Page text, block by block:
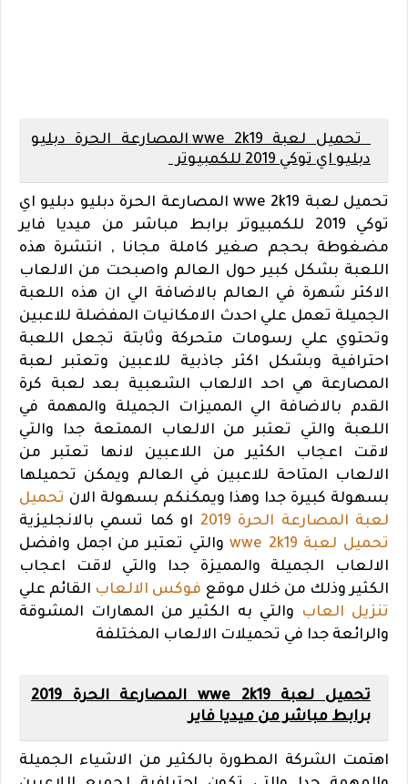
تحميل لعبة wwe 2k19 المصارعة الحرة دبليو
دبليو اي توكي 2019 للكمبيوتر
تحميل لعبة wwe 2k19 المصارعة الحرة دبليو دبليو اي
توكي 2019 للكمبيوتر برابط مباشر من ميديا فاير
مضغوطة بحجم صغير كاملة مجانا , انتشرة هذه
اللعبة بشكل كبير حول العالم واصبحت من الالعاب
الاكثر شهرة في العالم بالاضافة الي ان هذه اللعبة
الجميلة تعمل علي احدث الامكانيات المفضلة للاعبين
وتحتوي علي رسومات متحركة وثابتة تجعل اللعبة
احترافية وبشكل اكثر جاذبية للاعبين وتعتبر لعبة
المصارعة هي احد الالعاب الشعبية بعد لعبة كرة
القدم بالاضافة الي المميزات الجميلة والمهمة في
اللعبة والتي تعتبر من الالعاب الممتعة جدا والتي
لاقت اعجاب الكثير من اللاعبين لانها تعتبر من
الالعاب المتاحة للاعبين في العالم ويمكن تحميلها
بسهولة كبيرة جدا وهذا ويمكنكم بسهولة الان تحميل
لعبة المصارعة الحرة 2019
او كما تسمي بالانجليزية
تحميل لعبة wwe 2k19
والتي تعتبر من اجمل وافضل
الالعاب الجميلة والمميزة جدا والتي لاقت اعجاب
الكثير وذلك من خلال موقع فوكس الالعاب القائم علي
تنزيل العاب
والتي به الكثير من المهارات المشوقة
والرائعة جدا في تحميلات الالعاب المختلفة
تحميل لعبة wwe 2k19 المصارعة الحرة 2019
برابط مباشر من ميديا فاير
اهتمت الشركة المطورة بالكثير من الاشياء الجميلة